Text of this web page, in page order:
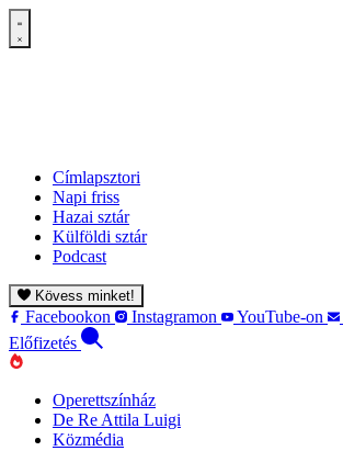
Címlapsztori
Napi friss
Hazai sztár
Külföldi sztár
Podcast
Kövess minket!
Facebookon Instagramon YouTube-on
Előfizetés
Operettszínház
De Re Attila Luigi
Közmédia